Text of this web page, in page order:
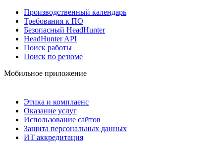
Производственный календарь
Требования к ПО
Безопасный HeadHunter
HeadHunter API
Поиск работы
Поиск по резюме
Мобильное приложение
Этика и комплаенс
Оказание услуг
Использование сайтов
Защита персональных данных
ИТ аккредитация